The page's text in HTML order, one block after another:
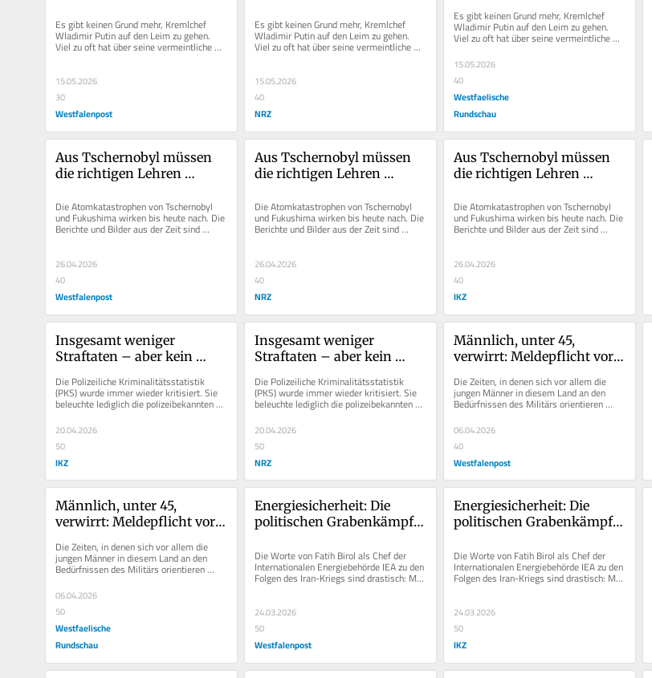
Putins
Es gibt keinen Grund mehr, Kremlchef
Wladimir Putin auf den Leim zu gehen.
Viel zu oft hat über seine vermeintliche
15.05.2026
30
Westfalenpost
Putins
Es gibt keinen Grund mehr, Kremlchef
Wladimir Putin auf den Leim zu gehen.
Viel zu oft hat über seine vermeintliche
15.05.2026
40
NRZ
Putins
Es gibt keinen Grund mehr, Kremlchef
Wladimir Putin auf den Leim zu gehen.
Viel zu oft hat über seine vermeintliche
15.05.2026
40
Westfaelische
Rundschau
Aus Tschernobyl müssen
die richtigen Lehren
unideologisch
Die Atomkatastrophen von Tschernobyl
und Fukushima wirken bis heute nach. Die
Berichte und Bilder aus der Zeit sind
26.04.2026
40
Westfalenpost
Aus Tschernobyl müssen
die richtigen Lehren
unideologisch
Die Atomkatastrophen von Tschernobyl
und Fukushima wirken bis heute nach. Die
Berichte und Bilder aus der Zeit sind
26.04.2026
40
NRZ
Aus Tschernobyl müssen
die richtigen Lehren
unideologisch
Die Atomkatastrophen von Tschernobyl
und Fukushima wirken bis heute nach. Die
Berichte und Bilder aus der Zeit sind
26.04.2026
40
IKZ
Insgesamt weniger
Straftaten – aber kein
Die Polizeiliche Kriminalitätsstatistik
(PKS) wurde immer wieder kritisiert. Sie
beleuchte lediglich die polizeibekannten
Fälle, die Dunkelzahl...
20.04.2026
50
IKZ
Insgesamt weniger
Straftaten – aber kein
Die Polizeiliche Kriminalitätsstatistik
(PKS) wurde immer wieder kritisiert. Sie
beleuchte lediglich die polizeibekannten
Fälle, die Dunkelzahl...
20.04.2026
50
NRZ
Männlich, unter 45,
verwirrt: Meldepflicht vor
perfekt
Die Zeiten, in denen sich vor allem die
jungen Männer in diesem Land an den
Bedürfnissen des Militärs orientieren
06.04.2026
40
Westfalenpost
Männlich, unter 45,
verwirrt: Meldepflicht vor
perfekt
Die Zeiten, in denen sich vor allem die
jungen Männer in diesem Land an den
Bedürfnissen des Militärs orientieren
06.04.2026
50
Westfaelische
Rundschau
Energiesicherheit: Die
politischen Grabenkämpfe
Die Worte von Fatih Birol als Chef der
Internationalen Energiebehörde IEA zu den
Folgen des Iran-Kriegs sind drastisch: Man
stehe vor der...
24.03.2026
50
Westfalenpost
Energiesicherheit: Die
politischen Grabenkämpfe
Die Worte von Fatih Birol als Chef der
Internationalen Energiebehörde IEA zu den
Folgen des Iran-Kriegs sind drastisch: Man
stehe vor der...
24.03.2026
50
IKZ